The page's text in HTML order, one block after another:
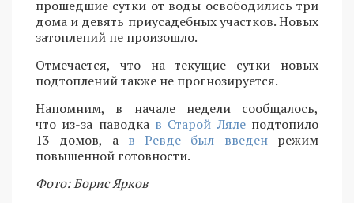
прошедшие сутки от воды освободились три
дома и девять приусадебных участков. Новых
затоплений не произошло.
Отмечается, что на текущие сутки новых
подтоплений также не прогнозируется.
Напомним, в начале недели сообщалось,
что из-за паводка в Старой Лялеподтопило
13 домов, а в Ревде был введенрежим
повышенной готовности.
Фото: Борис Ярков